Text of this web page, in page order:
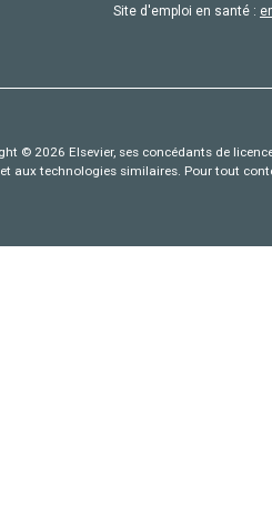
Site d'emploi en santé :
© 2026 Elsevier, ses concédants de
aux technologies similaires. Pour tout